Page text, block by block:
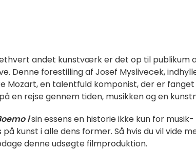
andet kunstværk er det op til publikum
Denne forestilling af Josef Myslivecek,
Mozart, en talentfuld komponist, der er
en rejse gennem tiden, musikken og en
isin essens en historie ikke kun for
kunst i alle dens former. Så hvis du vil vide
denne udsøgte filmproduktion.